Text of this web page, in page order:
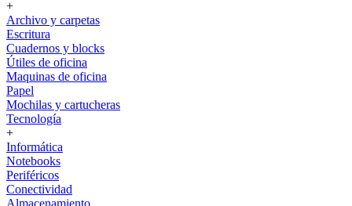
+
Archivo y carpetas
Escritura
Cuadernos y blocks
Útiles de oficina
Maquinas de oficina
Papel
Mochilas y cartucheras
Tecnología
+
Informática
Notebooks
Periféricos
Conectividad
Almacenamiento